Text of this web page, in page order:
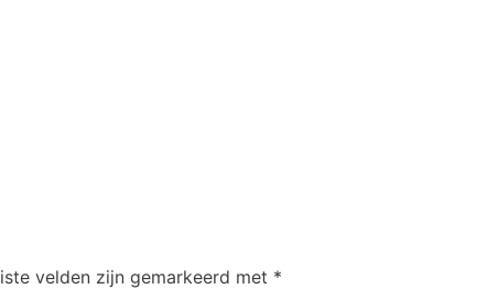
velden zijn gemarkeerd met *